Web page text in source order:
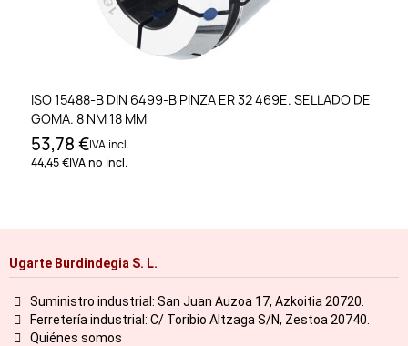
ISO 15488-B DIN 6499-B PINZA ER 32 469E. SELLADO DE
GOMA. 8 NM 18 MM
53,78 €IVA incl.
44,45 €IVA no incl.
Ugarte Burdindegia S. L.
Suministro industrial: San Juan Auzoa 17, Azkoitia 20720.
Ferretería industrial: C/ Toribio Altzaga S/N, Zestoa 20740.
Quiénes somos